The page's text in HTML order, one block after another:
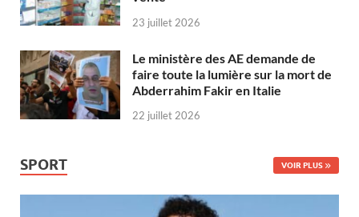
23 juillet 2026
Le ministère des AE demande de
faire toute la lumière sur la mort de
Abderrahim Fakir en Italie
22 juillet 2026
SPORT VOIR PLUS